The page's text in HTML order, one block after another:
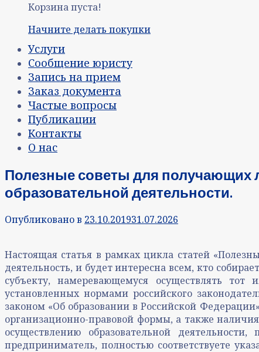
Корзина пуста!
Начните делать покупки
Услуги
Сообщение юристу
Запись на прием
Заказ документа
Частые вопросы
Публикации
Контакты
О нас
Полезные советы для получающих
образовательной деятельности.
Опубликовано в 23.10.201931.07.2026
Настоящая статья в рамках цикла статей
деятельность, и будет интересна всем, кто
субъекту, намеревающемуся осуществлять
установленных нормами российского
законом «Об образовании в Российской
организационно-правовой формы, а также
осуществлению образовательной
предприниматель, полностью соответствуете